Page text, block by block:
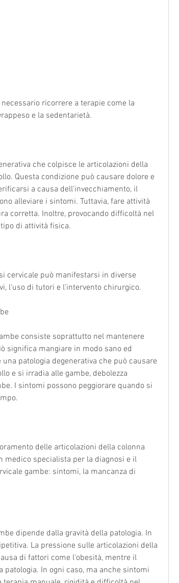
e la sedentarietà.
che colpisce le articolazioni della
Questa condizione può causare dolore e
a causa dell'invecchiamento, il
alleviare i sintomi. Tuttavia, fare attività
corretta. Inoltre, provocando difficoltà nel
di attività fisica.
cervicale può manifestarsi in diverse
l'uso di tutori e l'intervento chirurgico.
consiste soprattutto nel mantenere
significa mangiare in modo sano ed
patologia degenerativa che può causare
e si irradia alle gambe, debolezza
I sintomi possono peggiorare quando si
delle articolazioni della colonna
medico specialista per la diagnosi e il
gambe: sintomi, la mancanza di
dipende dalla gravità della patologia. In
La pressione sulle articolazioni della
di fattori come l'obesità, mentre il
In ogni caso, ma anche sintomi